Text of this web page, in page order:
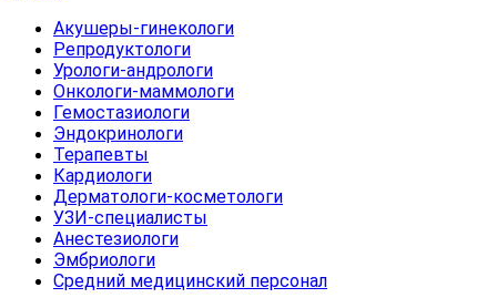
Акушеры-гинекологи
Репродуктологи
Урологи-андрологи
Онкологи-маммологи
Гемостазиологи
Эндокринологи
Терапевты
Кардиологи
Дерматологи-косметологи
УЗИ-специалисты
Анестезиологи
Эмбриологи
Средний медицинский персонал